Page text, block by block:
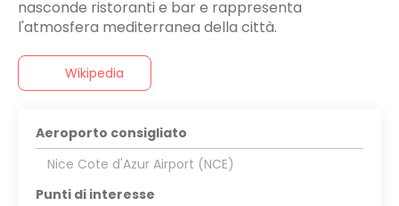
nasconde ristoranti e bar e rappresenta
l'atmosfera mediterranea della città.
Wikipedia
Aeroporto consigliato
Nice Cote d'Azur Airport (NCE)
Punti di interesse